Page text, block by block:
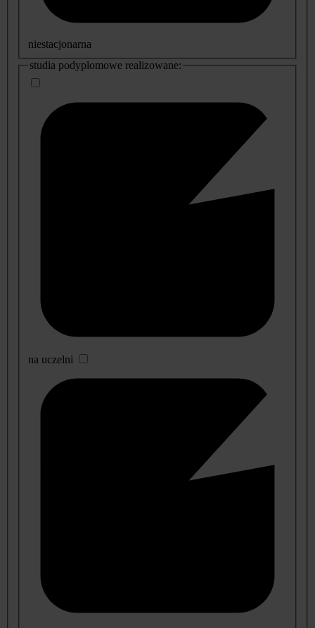
niestacjonarna
studia podyplomowe realizowane:
na uczelni